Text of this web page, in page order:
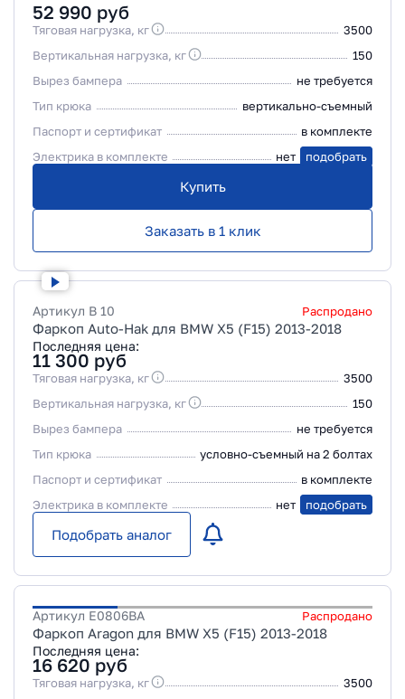
52 990 руб
Тяговая нагрузка, кг
3500
Вертикальная нагрузка, кг
150
Вырез бампера
не требуется
Тип крюка
вертикально-съемный
Паспорт и сертификат
в комплекте
Электрика в комплекте
нет подобрать
Купить
Заказать в 1 клик
Артикул B 10 Распродано
Фаркоп Auto-Hak для BMW X5 (F15) 2013-2018
Последняя цена:
11 300 руб
Тяговая нагрузка, кг
3500
Вертикальная нагрузка, кг
150
Вырез бампера
не требуется
Тип крюка
условно-съемный на 2 болтах
Паспорт и сертификат
в комплекте
Электрика в комплекте
нет подобрать
Подобрать аналог
Артикул E0806BA Распродано
Фаркоп Aragon для BMW X5 (F15) 2013-2018
Последняя цена:
16 620 руб
Тяговая нагрузка, кг
3500